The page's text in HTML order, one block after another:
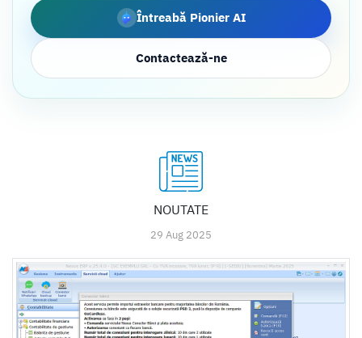
Întreabă Pionier AI
Contactează-ne
NOUTATE
29 Aug 2025